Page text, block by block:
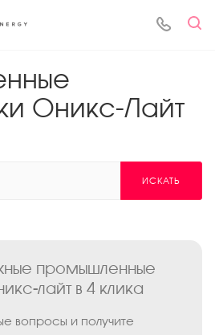
Оникс-Лайт
ИСКАТЬ
промышленные
лайт в 4 клика
вопросы и получите